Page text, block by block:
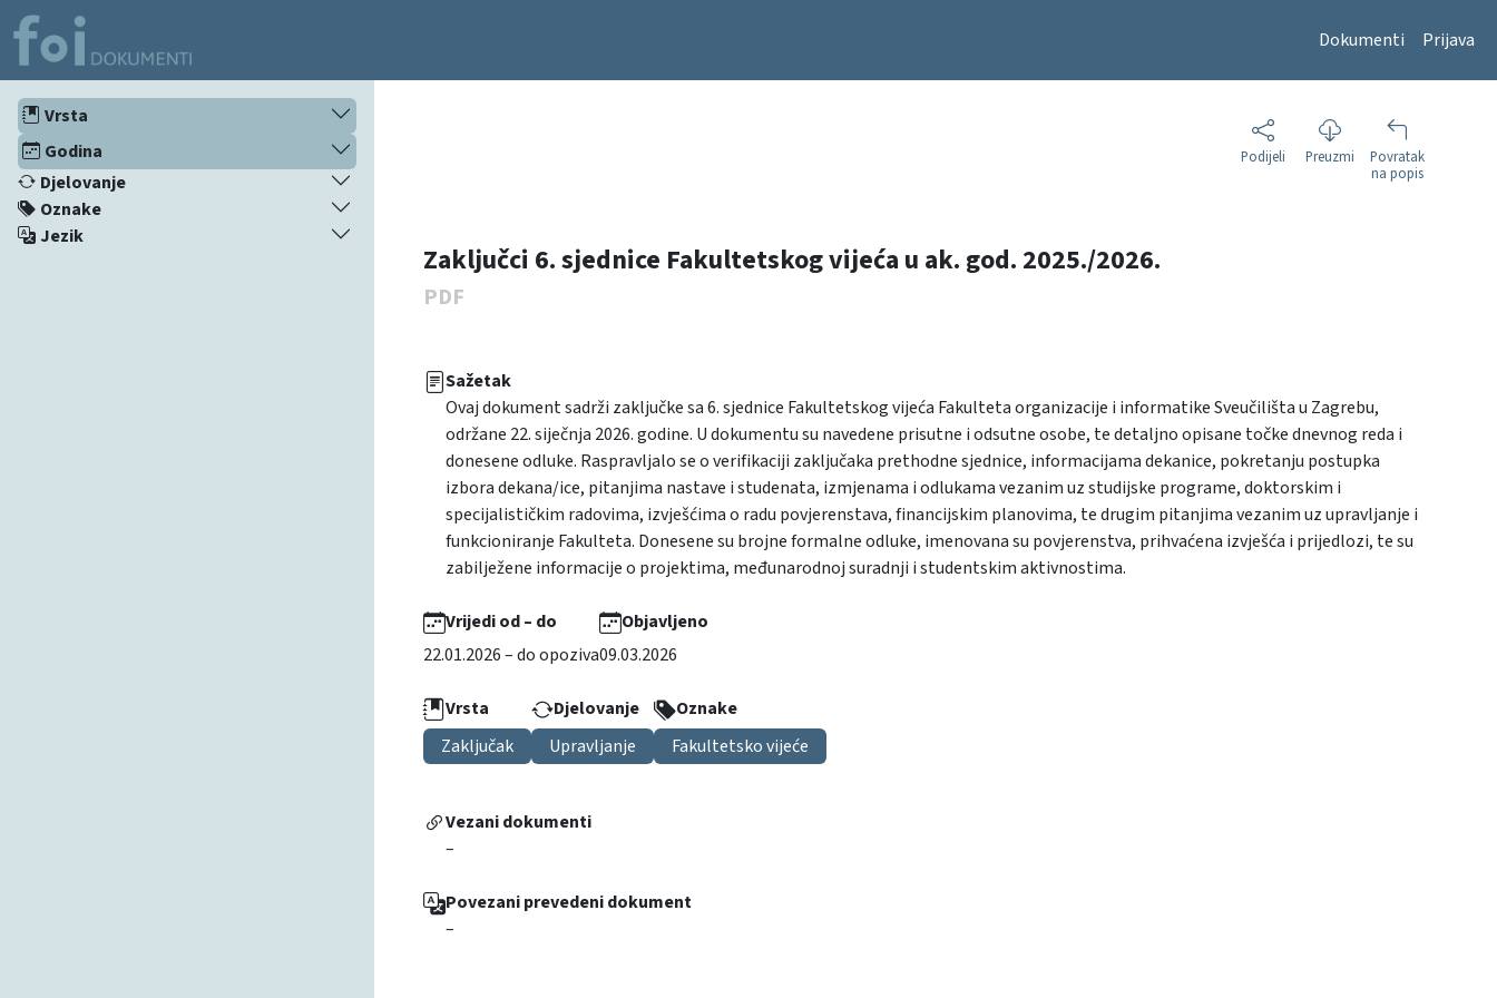
Dokumenti Prijava
Vrsta
Godina
Djelovanje
Oznake
Jezik
Podijeli Preuzmi
Povratak
na popis
Zaključci 6. sjednice Fakultetskog vijeća u ak. god. 2025./2026.
PDF
Sažetak
Ovaj dokument sadrži zaključke sa 6. sjednice Fakultetskog vijeća Fakulteta organizacije i informatike Sveučilišta u Zagrebu,
održane 22. siječnja 2026. godine. U dokumentu su navedene prisutne i odsutne osobe, te detaljno opisane točke dnevnog reda i
donesene odluke. Raspravljalo se o verifikaciji zaključaka prethodne sjednice, informacijama dekanice, pokretanju postupka
izbora dekana/ice, pitanjima nastave i studenata, izmjenama i odlukama vezanim uz studijske programe, doktorskim i
specijalističkim radovima, izvješćima o radu povjerenstava, financijskim planovima, te drugim pitanjima vezanim uz upravljanje i
funkcioniranje Fakulteta. Donesene su brojne formalne odluke, imenovana su povjerenstva, prihvaćena izvješća i prijedlozi, te su
zabilježene informacije o projektima, međunarodnoj suradnji i studentskim aktivnostima.
Vrijedi od – do
22.01.2026 – do opoziva
Objavljeno
09.03.2026
Vrsta
Zaključak
Djelovanje
Upravljanje
Oznake
Fakultetsko vijeće
Vezani dokumenti
–
Povezani prevedeni dokument
–